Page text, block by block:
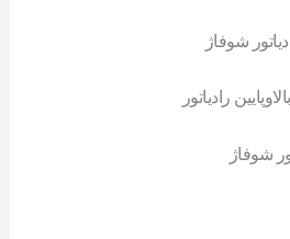
شوفاژ
رادیاتور
شوفاژ